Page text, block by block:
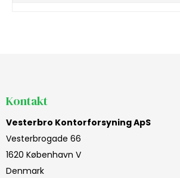
Kontakt
Vesterbro Kontorforsyning ApS
Vesterbrogade 66
1620 København V
Denmark